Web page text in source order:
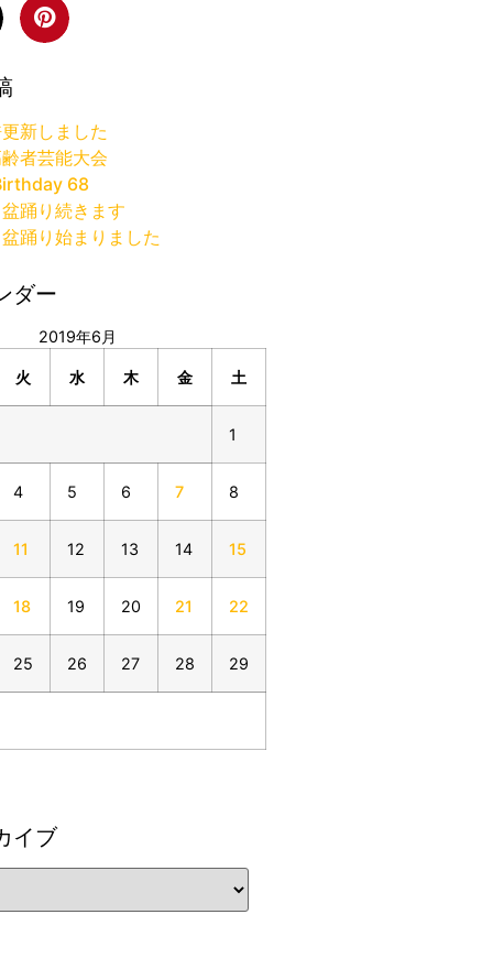
新しました
者芸能大会
68
踊り続きます
踊り始まりました
ダー
2019年6月
火 水 木 金 土
1
4 5 6 7 8
11 12 13 14 15
18 19 20 21 22
25 26 27 28 29
イブ